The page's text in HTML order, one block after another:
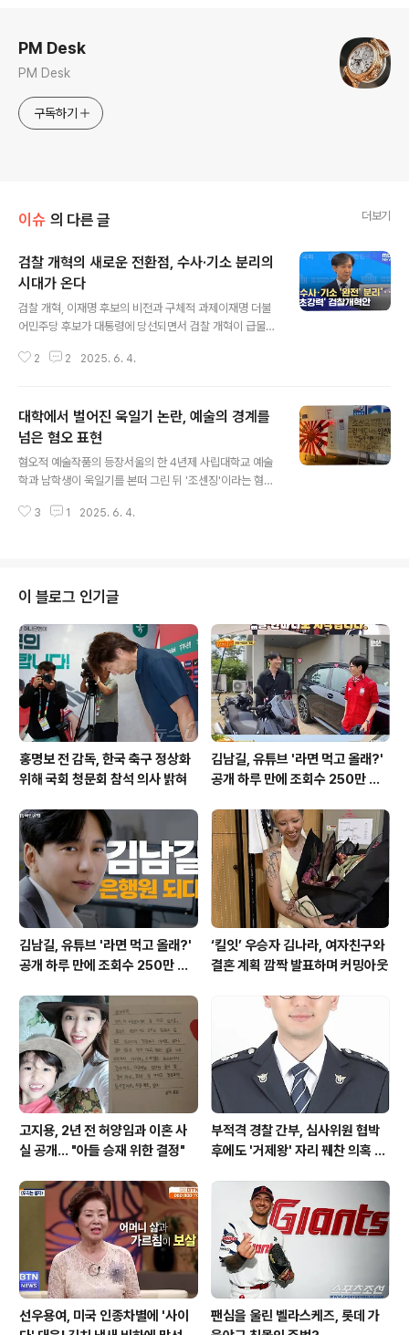
PM Desk
PM Desk
구독하기
이슈 의 다른 글 더보기
검찰 개혁의 새로운 전환점, 수사·기소 분리의
시대가 온다
검찰 개혁, 이재명 후보의 비전과 구체적 과제이재명 더불
어민주당 후보가 대통령에 당선되면서 검찰 개혁이 급물살
완성하겠다”며 “수사·기소를 분리하고 수사기관의 전문성
고한 의지를 담고 있습니다. 예를 들어, 수사권은 경찰에,
기소권은 검찰에 분산시키는 방식으로 진행될 예정입니다.
이는 문재인 정부 시절부터 지속적으로 추진되어 온 검찰
개혁 방안과 일맥상통합니다. 수사·기소 분리의 필요성과
로 무리한 수사를 남발한다는 비판적 인식에서 비롯되었습
2 2 2025. 6. 4.
대학에서 벌어진 욱일기 논란, 예술의 경계를
넘은 혐오 표현
혐오적 예술작품의 등장서울의 한 4년제 사립대학교 예술
학과 남학생이 욱일기를 본떠 그린 뒤 '조센징'이라는 혐오
사고 있습니다. 이 사건은 단순한 예술작품 전시를 넘어, 사
않은 행위로 비판받고 있습니다. 전시된 작품의 충격적인
내용A 씨는 욱일기를 위에 태극기를 그려 넣은 그림과 함
께 '조선은 도덕 쟁탈전을 벌이는 유일한 나라. 나는 외친
다. 예쁜 아이돌과 예쁜 여배우 그리고 예쁜 길거리 여자 모
두를 임신시켜 유전자 남기고 싶다'라는 글을 적었습니다.
이러한 발언은 많은 학생들에..
3 1 2025. 6. 4.
이 블로그 인기글
홍명보 전 감독, 한국 축구 정상화
위해 국회 청문회 참석 의사 밝혀
김남길, 유튜브 '라면 먹고 올래?'
공개 하루 만에 조회수 250만 돌
김남길, 유튜브 '라면 먹고 올래?'
공개 하루 만에 조회수 250만 돌
‘킬잇’ 우승자 김나라, 여자친구와
결혼 계획 깜짝 발표하며 커밍아웃
고지용, 2년 전 허양임과 이혼 사
실 공개… "아들 승재 위한 결정"
부적격 경찰 간부, 심사위원 협박
후에도 '거제왕' 자리 꿰찬 의혹 진
선우용여, 미국 인종차별에 '사이
팬심을 울린 벨라스케즈, 롯데 가